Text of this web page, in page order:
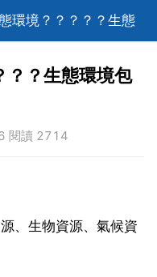
環境？？？？？生態
？？生態環境包
閱讀 2714
、生物資源、氣候資